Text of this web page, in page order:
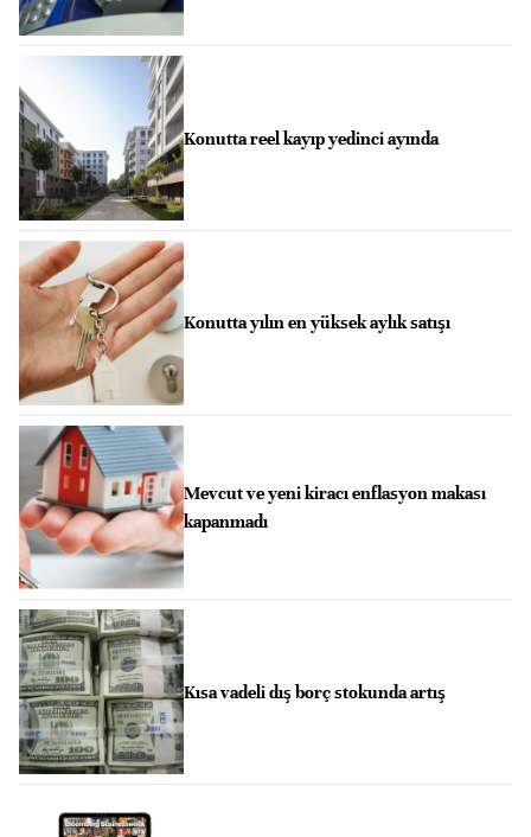
Konutta reel kayıp yedinci ayında
Konutta yılın en yüksek aylık satışı
Mevcut ve yeni kiracı enflasyon makası
kapanmadı
Kısa vadeli dış borç stokunda artış